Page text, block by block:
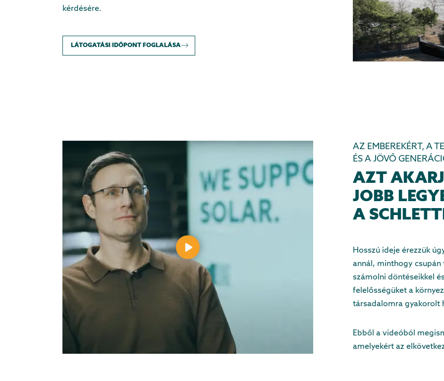
kérdésére.
LÁTOGATÁSI IDŐPONT FOGLALÁSA
AZ EMBEREKÉRT, A
ÉS A JÖVŐ
AZT
JOBB
A
Hosszú ideje érezzük
annál, minthogy csupán
számolni döntéseikkel
felelősségüket a
társadalomra gyakorolt
Ebből a videóból
amelyekért az